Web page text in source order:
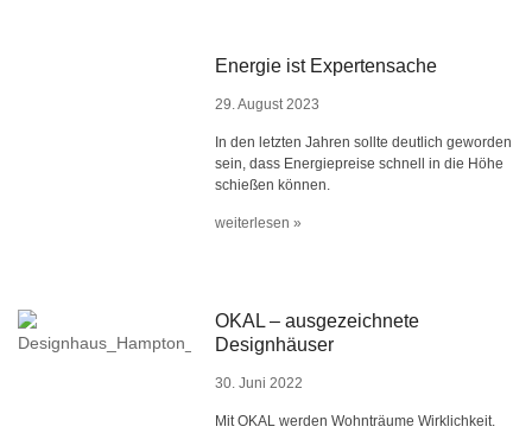
Energie ist Expertensache
29. August 2023
In den letzten Jahren sollte deutlich geworden
sein, dass Energiepreise schnell in die Höhe
schießen können.
weiterlesen »
OKAL – ausgezeichnete
Designhäuser
30. Juni 2022
Mit OKAL werden Wohnträume Wirklichkeit.